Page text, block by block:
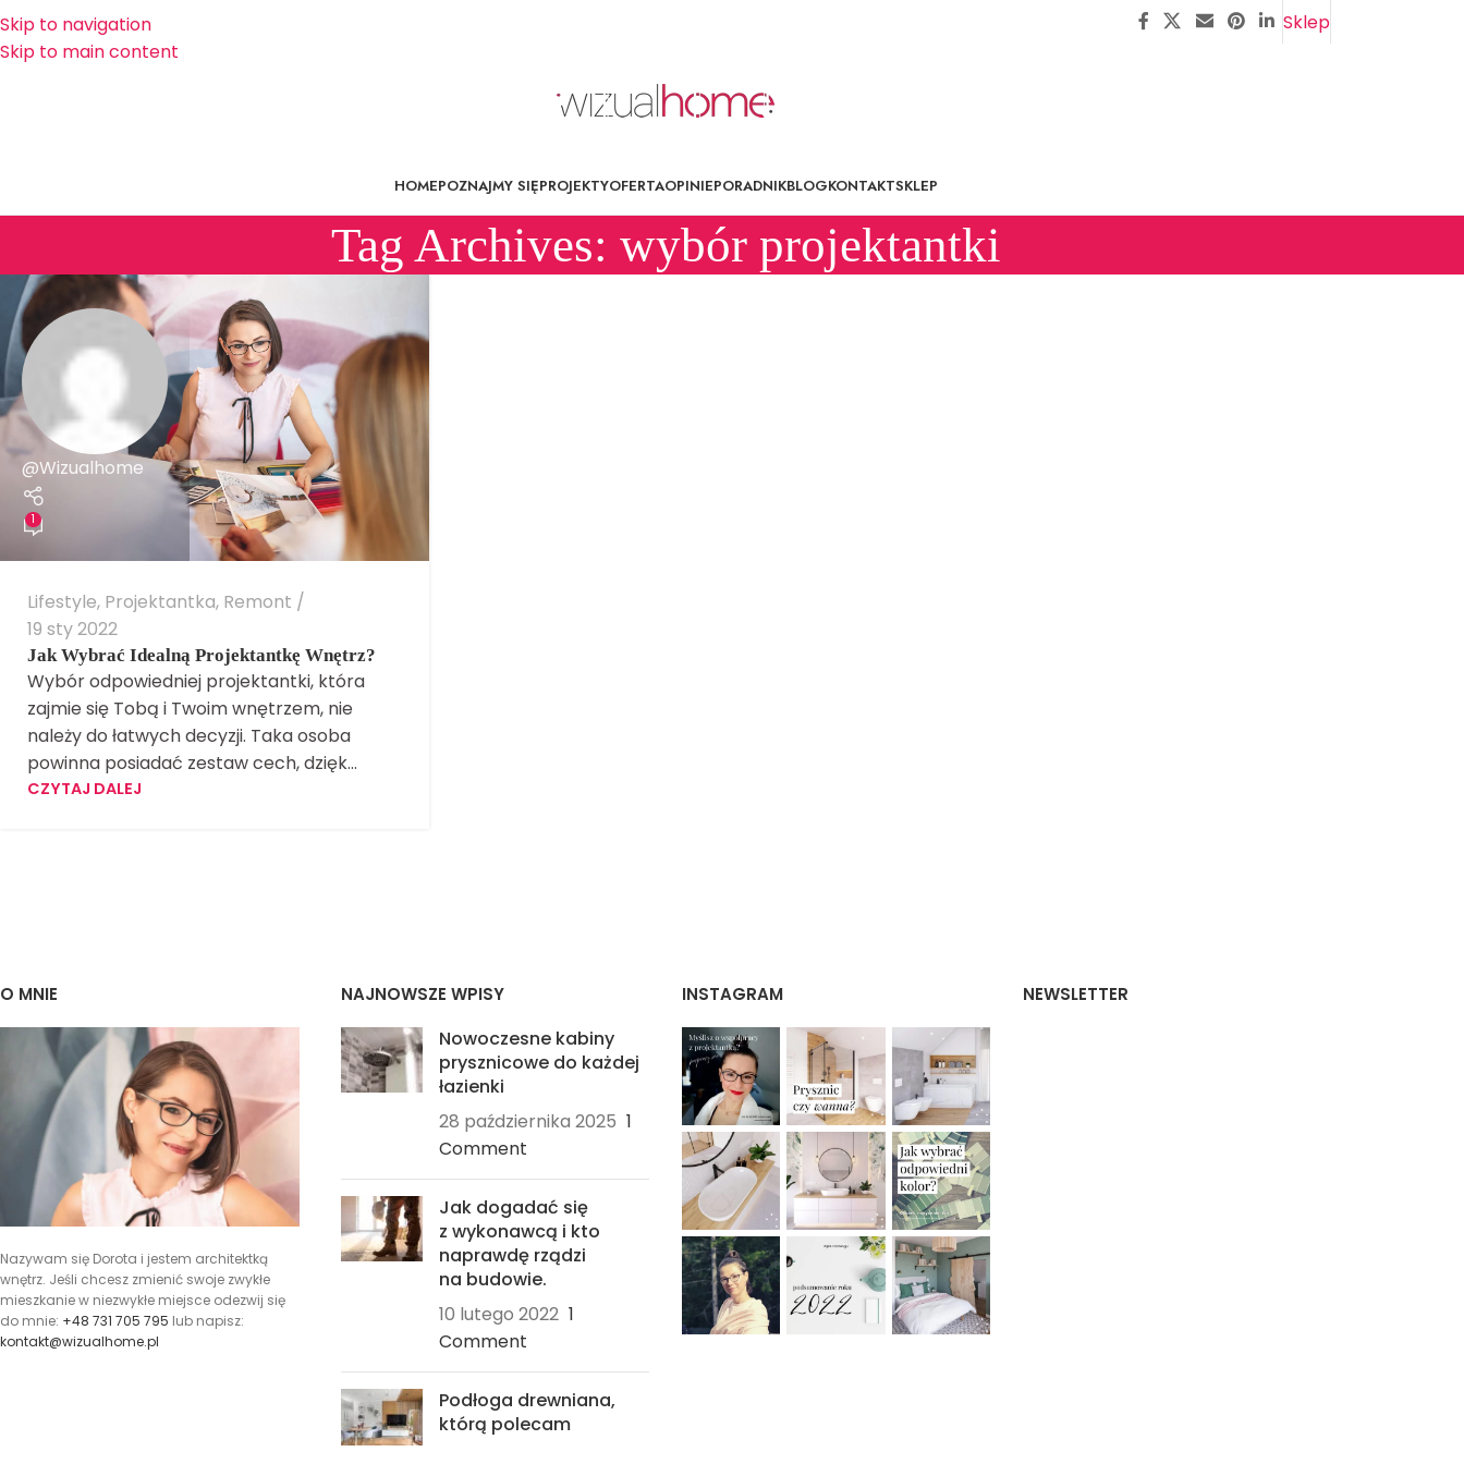
Skip to navigation
Skip to main content
Sklep
HOMEPOZNAJMY SIĘPROJEKTYOFERTAOPINIEPORADNIKBLOGKONTAKTSKLEP
Tag Archives: wybór projektantki
@Wizualhome
1
Lifestyle, Projektantka, Remont
19 sty 2022
Jak Wybrać Idealną Projektantkę Wnętrz?
Wybór odpowiedniej projektantki, która
zajmie się Tobą i Twoim wnętrzem, nie
należy do łatwych decyzji. Taka osoba
powinna posiadać zestaw cech, dzięk...
CZYTAJ DALEJ
O MNIE
Nazywam się Dorota i jestem architektką
wnętrz. Jeśli chcesz zmienić swoje zwykłe
mieszkanie w niezwykłe miejsce odezwij się
do mnie: +48 731 705 795 lub napisz:
kontakt@wizualhome.pl
NAJNOWSZE WPISY
Nowoczesne kabiny
prysznicowe do każdej
łazienki
28 października 2025 1
Comment
Jak dogadać się
z wykonawcą i kto
naprawdę rządzi
na budowie.
10 lutego 2022 1
Comment
Podłoga drewniana,
którą polecam
INSTAGRAM NEWSLETTER